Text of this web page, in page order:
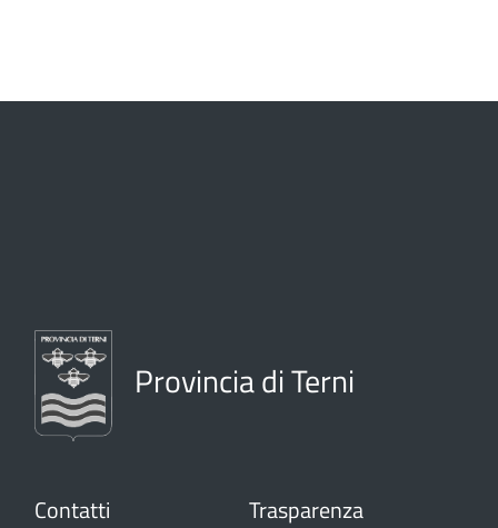
Provincia di Terni
Contatti Trasparenza